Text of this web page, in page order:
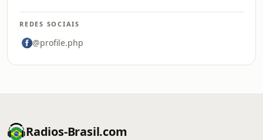
REDES SOCIAIS
@profile.php
Radios-Brasil.com